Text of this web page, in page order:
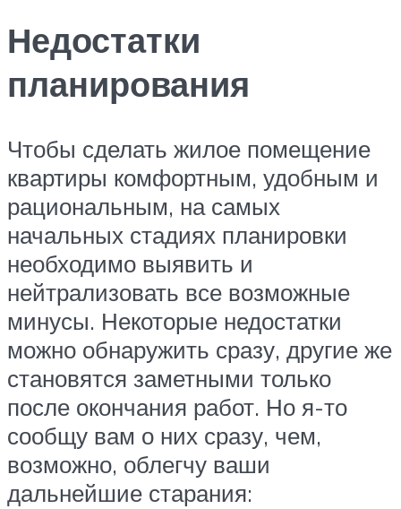
Недостатки
планирования
Чтобы сделать жилое помещение
квартиры комфортным, удобным и
рациональным, на самых
начальных стадиях планировки
необходимо выявить и
нейтрализовать все возможные
минусы. Некоторые недостатки
можно обнаружить сразу, другие же
становятся заметными только
после окончания работ. Но я-то
сообщу вам о них сразу, чем,
возможно, облегчу ваши
дальнейшие старания: